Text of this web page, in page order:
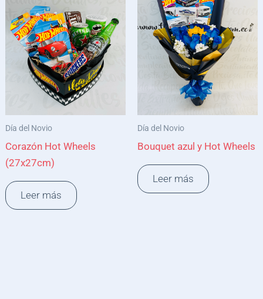
Día del Novio
Corazón Hot Wheels
(27x27cm)
Leer más
Día del Novio
Bouquet azul y Hot Wheels
Leer más